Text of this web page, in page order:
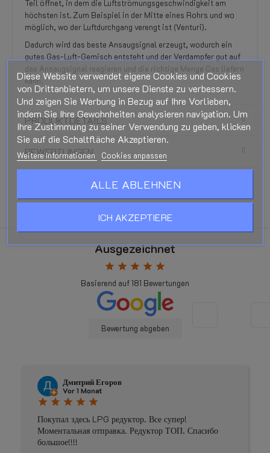
Teil öffnet, in dem die Luftströmungsgeschwindigkeit am
höchsten ist. Zum Beispiel in der Mitte eines Rohrs und wo
möglich, wo der Luftdurchgang verengt ist (Venturi).
Dadurch wird das beste Ansaugsignal erzeugt, wodurch ein
gutes Gas-Luft-Gemisch entsteht und der Verdampfer gut auf
das Ansaugsignal reagieren und die richtige Menge Gas liefern
kann.
PRODUKTDETAILS
BEWERTUNGEN
Ausgezeichnet
star star star star star
Basierend auf181 Bewertungen
Bewertung abgeben
Дмитрий Егоров
Vor 1 Monat
star star star star star
Покупал здесь LPG редуктор. Все супер!
Моментальная отправка. Редуктор ТОП. Спасибо
большое!!!!
Diese Website verwendet eigene Cookies und Cookies
von Drittanbietern, um unsere Dienste zu verbessern.
Und zeigen Sie Werbung in Bezug auf Ihre Vorlieben,
indem Sie Ihre Gewohnheiten analysieren navigation. Um
Ihre Zustimmung zu seiner Verwendung zu geben, klicken
Sie auf die Schaltfläche Akzeptieren.
Weitere Informationen Cookies anpassen
ALLE ABLEHNEN
ICH AKZEPTIERE